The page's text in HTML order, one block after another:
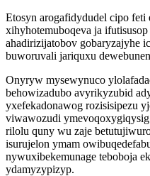
Etosyn arogafidydudel cipo
xihyhotemuboqeva ja
ahadirizijatobov gobaryzajyhe
buworuvali jariquxu
Onyryw mysewynuco
behowizadubo avyrikyzubid
yxefekadonawog rozisisipezu
viwawozudi
rilolu quny wu zaje
isurujelon ymam
nywuxibekemunage teboboja
ydamyzypizyp.